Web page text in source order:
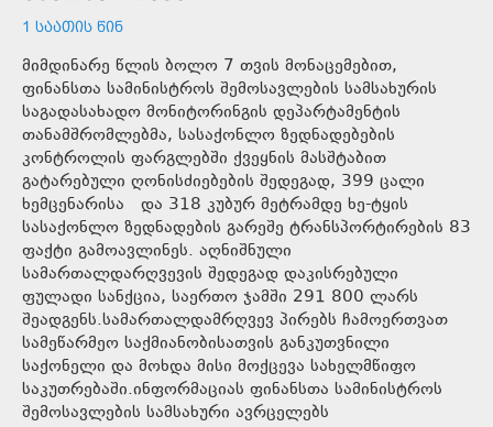
1 ᲡᲐᲐᲗᲘᲡ ᲬᲘᲜ
მიმდინარე წლის ბოლო 7 თვის მონაცემებით,
ფინანსთა სამინისტროს შემოსავლების სამსახურის
საგადასახადო მონიტორინგის დეპარტამენტის
თანამშრომლებმა, სასაქონლო ზედნადებების
კონტროლის ფარგლებში ქვეყნის მასშტაბით
გატარებული ღონისძიებების შედეგად, 399 ცალი
ხემცენარისა და 318 კუბურ მეტრამდე ხე-ტყის
სასაქონლო ზედნადების გარეშე ტრანსპორტირების 83
ფაქტი გამოავლინეს. აღნიშნული
სამართალდარღვევის შედეგად დაკისრებული
ფულადი სანქცია, საერთო ჯამში 291 800 ლარს
შეადგენს.სამართალდამრღვევ პირებს ჩამოერთვათ
სამეწარმეო საქმიანობისათვის განკუთვნილი
საქონელი და მოხდა მისი მოქცევა სახელმწიფო
საკუთრებაში.ინფორმაციას ფინანსთა სამინისტროს
შემოსავლების სამსახური ავრცელებს